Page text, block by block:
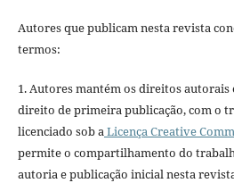
Autores que publicam nesta revista
termos:
1. Autores mantém os direitos autorais
direito de primeira publicação, com o
licenciado sob aLicença Creative
permite o compartilhamento do
autoria e publicação inicial nesta